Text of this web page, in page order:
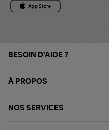
BESOIN D'AIDE ?
À PROPOS
NOS SERVICES